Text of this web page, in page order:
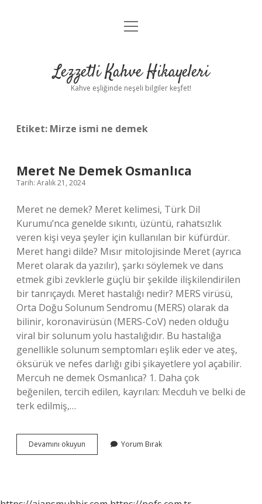
Anasayfa
Yasal Uyarı
menüyü
Lezzetli Kahve Hikayeleri
Kahve eşliğinde neşeli bilgiler keşfet!
Etiket: Mirze ismi ne demek
Meret Ne Demek Osmanlıca
Tarih: Aralık 21, 2024
Meret ne demek? Meret kelimesi, Türk Dil
Kurumu’nca genelde sıkıntı, üzüntü, rahatsızlık
veren kişi veya şeyler için kullanılan bir küfürdür.
Meret hangi dilde? Mısır mitolojisinde Meret (ayrıca
Meret olarak da yazılır), şarkı söylemek ve dans
etmek gibi zevklerle güçlü bir şekilde ilişkilendirilen
bir tanrıçaydı. Meret hastalığı nedir? MERS virüsü,
Orta Doğu Solunum Sendromu (MERS) olarak da
bilinir, koronavirüsün (MERS-CoV) neden olduğu
viral bir solunum yolu hastalığıdır. Bu hastalığa
genellikle solunum semptomları eşlik eder ve ateş,
öksürük ve nefes darlığı gibi şikayetlere yol açabilir.
Mercuh ne demek Osmanlıca? 1. Daha çok
beğenilen, tercih edilen, kayrılan: Mecduh ve belki de
terk edilmiş,…
Devamını okuyun
Ne
Yorum Bırak